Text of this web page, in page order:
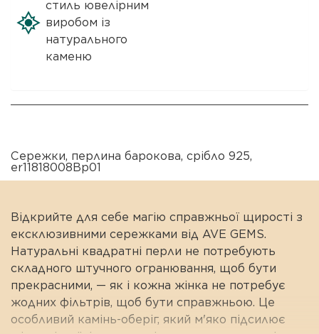
стиль ювелірним
виробом із
натурального
каменю
Сережки, перлина барокова, срібло 925,
er11818008Bp01
Відкрийте для себе магію справжньої щирості з
ексклюзивними сережками від AVE GEMS.
Натуральні квадратні перли не потребують
складного штучного огранювання, щоб бути
прекрасними, — як і кожна жінка не потребує
жодних фільтрів, щоб бути справжньою. Це
особливий камінь-оберіг, який м'яко підсилює